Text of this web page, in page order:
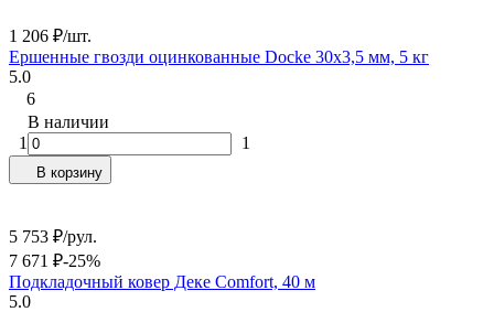
1 206 ₽/шт.
Ершенные гвозди оцинкованные Docke 30х3,5 мм, 5 кг
5.0
6
В наличии
1
1
В корзину
5 753 ₽/рул.
7 671 ₽-25%
Подкладочный ковер Деке Comfort, 40 м
5.0